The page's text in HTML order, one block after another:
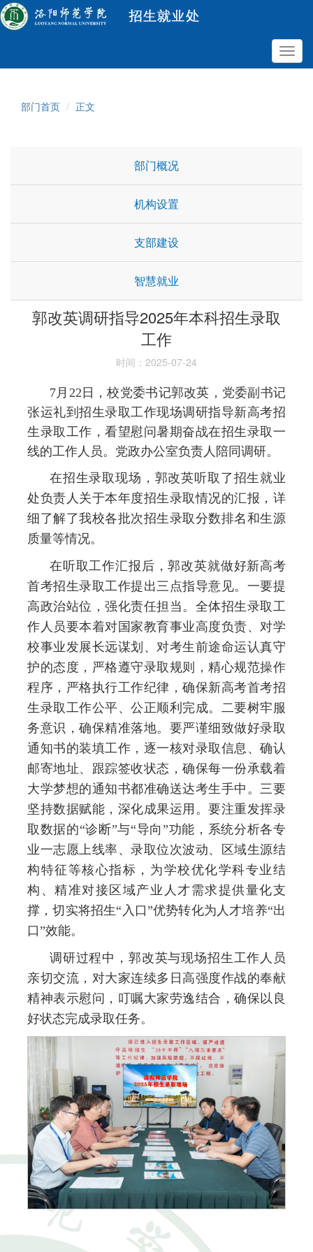
部门首页 正文
部门概况
机构设置
支部建设
智慧就业
郭改英调研指导2025年本科招生录取
工作
时间：2025-07-24
7月22日，校党委书记郭改英，党委副书记
张运礼到招生录取工作现场调研指导新高考招
生录取工作，看望慰问暑期奋战在招生录取一
线的工作人员。党政办公室负责人陪同调研。
在招生录取现场，郭改英听取了招生就业
处负责人关于本年度招生录取情况的汇报，详
细了解了我校各批次招生录取分数排名和生源
质量等情况。
在听取工作汇报后，郭改英就做好新高考
首考招生录取工作提出三点指导意见。一要提
高政治站位，强化责任担当。全体招生录取工
作人员要本着对国家教育事业高度负责、对学
校事业发展长远谋划、对考生前途命运认真守
护的态度，严格遵守录取规则，精心规范操作
程序，严格执行工作纪律，确保新高考首考招
生录取工作公平、公正顺利完成。二要树牢服
务意识，确保精准落地。要严谨细致做好录取
通知书的装填工作，逐一核对录取信息、确认
邮寄地址、跟踪签收状态，确保每一份承载着
大学梦想的通知书都准确送达考生手中。三要
坚持数据赋能，深化成果运用。要注重发挥录
取数据的“诊断”与“导向”功能，系统分析各专
业一志愿上线率、录取位次波动、区域生源结
构特征等核心指标，为学校优化学科专业结
构、精准对接区域产业人才需求提供量化支
撑，切实将招生“入口”优势转化为人才培养“出
口”效能。
调研过程中，郭改英与现场招生工作人员
亲切交流，对大家连续多日高强度作战的奉献
精神表示慰问，叮嘱大家劳逸结合，确保以良
好状态完成录取任务。